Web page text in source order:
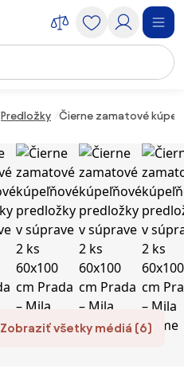
Predložky Čierne zamatové
Zobraziť všetky médiá (6)